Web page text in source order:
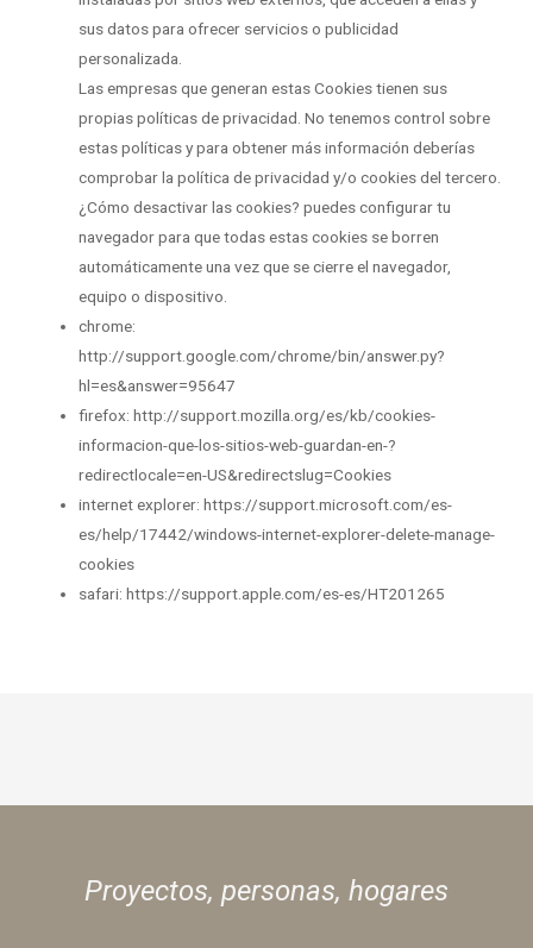
sus datos para ofrecer servicios o publicidad
personalizada.
Las empresas que generan estas Cookies tienen sus
propias políticas de privacidad. No tenemos control sobre
estas políticas y para obtener más información deberías
comprobar la política de privacidad y/o cookies del tercero.
¿Cómo desactivar las cookies? puedes configurar tu
navegador para que todas estas cookies se borren
automáticamente una vez que se cierre el navegador,
equipo o dispositivo.
chrome:
http://support.google.com/chrome/bin/answer.py?
hl=es&answer=95647
firefox: http://support.mozilla.org/es/kb/cookies-
informacion-que-los-sitios-web-guardan-en-?
redirectlocale=en-US&redirectslug=Cookies
internet explorer: https://support.microsoft.com/es-
es/help/17442/windows-internet-explorer-delete-manage-
cookies
safari: https://support.apple.com/es-es/HT201265
Proyectos, personas, hogares